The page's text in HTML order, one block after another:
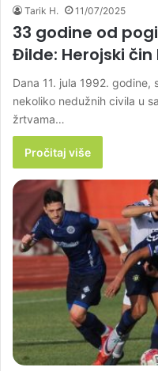
Tarik H. 11/07/2025
33 godine od
Đilde: Herojski
Dana 11. jula 1992.
nekoliko nedužnih civila u
žrtvama…
Pročitaj više